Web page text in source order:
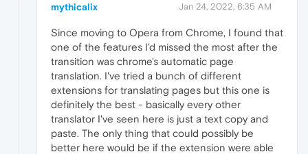
mythicalix Jan 24, 2022, 6:35 AM
Since moving to Opera from Chrome, I found that
one of the features I'd missed the most after the
transition was chrome's automatic page
translation. I've tried a bunch of different
extensions for translating pages but this one is
definitely the best - basically every other
translator I've seen here is just a text copy and
paste. The only thing that could possibly be
better here would be if the extension were able